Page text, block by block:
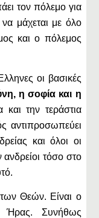
τον πόλεμο για
μάχεται με όλο
και ο πόλεμος
οι βασικές
η σοφία και η
την τεράστια
αντιπροσωπεύει
και όλοι οι
τόσο στο
Θεών. Είναι ο
Ήρας. Συνήθως